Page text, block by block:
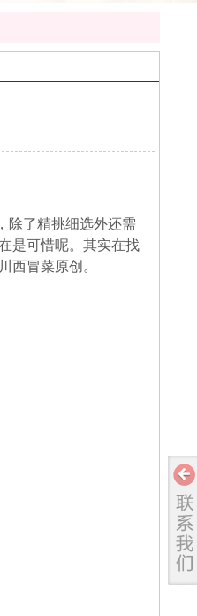
除了精挑细选外还需
是可惜呢。其实在找
西冒菜原创。